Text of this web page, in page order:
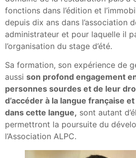
fonctions dans l’édition et
depuis dix ans dans l’association
administrateur et pour laquelle il
l’organisation du stage d’été.
Sa formation, son expérience de
aussi son profond engagement
personnes sourdes et de leur
d’accéder à la langue française
dans cette langue, sont autant
permettront la poursuite du
l’Association ALPC.